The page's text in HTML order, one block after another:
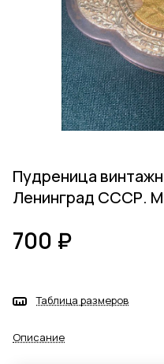
Пудреница
Ленинград СССР.
700 ₽
Таблица размеров
Описание